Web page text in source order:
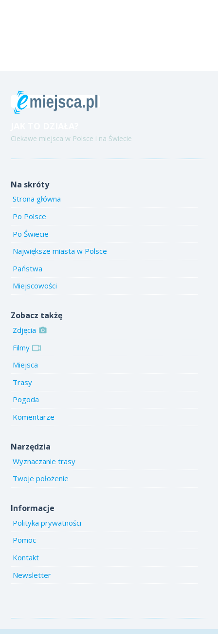
Ciekawe miejsca w Polsce i na Świecie
Na skróty
Strona główna
Po Polsce
Po Świecie
Największe miasta w Polsce
Państwa
Miejscowości
Zobacz takżę
Zdjęcia
Filmy
Miejsca
Trasy
Pogoda
Komentarze
Narzędzia
Wyznaczanie trasy
Twoje położenie
Informacje
Polityka prywatności
Pomoc
Kontakt
Newsletter